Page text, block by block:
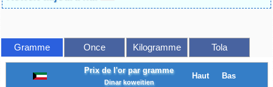
Gramme Once Kilogramme Tola
Prix de l'or par gramme
Dinar koweïtien
Haut Bas